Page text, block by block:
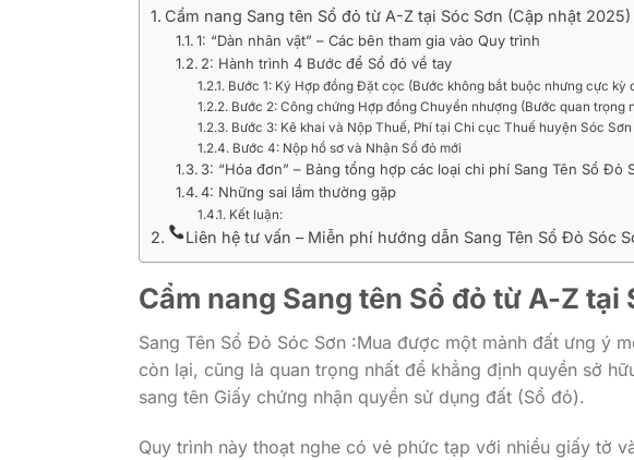
Cẩm nang Sang tên Sổ đỏ từ A-Z tại Sóc Sơn (Cập nhật 2025)
1: “Dàn nhân vật” – Các bên tham gia vào Quy trình
2: Hành trình 4 Bước để Sổ đỏ về tay
Bước 1: Ký Hợp đồng Đặt cọc (Bước không bắt buộc nhưng cực kỳ
Bước 2: Công chứng Hợp đồng Chuyển nhượng (Bước quan trọng
Bước 3: Kê khai và Nộp Thuế, Phí tại Chi cục Thuế huyện Sóc Sơn
Bước 4: Nộp hồ sơ và Nhận Sổ đỏ mới
3: “Hóa đơn” – Bảng tổng hợp các loại chi phí Sang Tên Sổ Đỏ
4: Những sai lầm thường gặp
Kết luận:
Liên hệ tư vấn – Miễn phí hướng dẫn Sang Tên Sổ Đỏ Sóc
Cẩm nang Sang tên Sổ đỏ từ A-Z
Sang Tên Sổ Đỏ Sóc Sơn :Mua được một mảnh đất ưng ý
còn lại, cũng là quan trọng nhất để khẳng định quyền sở
sang tên Giấy chứng nhận quyền sử dụng đất (Sổ đỏ).
Quy trình này thoạt nghe có vẻ phức tạp với nhiều giấy tờ